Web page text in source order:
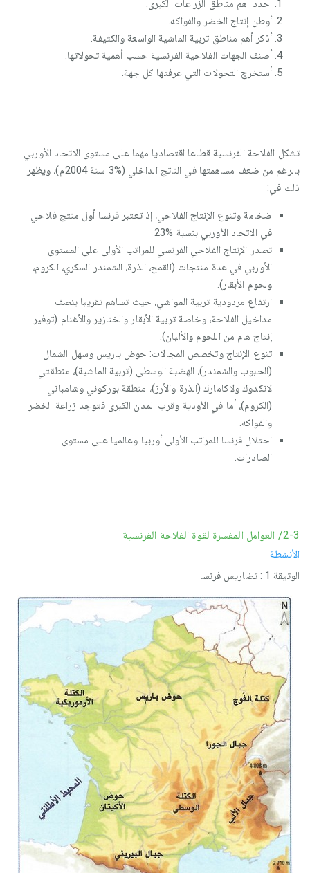
أحدد أهم مناطق الزراعات الكبرى.
أوطن إنتاج الخضر والفواكه.
أذكر أهم مناطق تربية الماشية الواسعة والكثيفة.
أصنف الجهات الفلاحية الفرنسية حسب أهمية تحولاتها.
أستخرج التحولات التي عرفتها كل جهة.
تشكل الفلاحة الفرنسية قطاعا اقتصاديا مهما على مستوى الاتحاد الأوربي
بالرغم من ضعف مساهمتها في الناتج الداخلي (%3 سنة 2004م)، ويظهر
ذلك في:
ضخامة وتنوع الإنتاج الفلاحي، إذ تعتبر فرنسا أول منتج فلاحي
في الاتحاد الأوربي بنسبة %23
تصدر الإنتاج الفلاحي الفرنسي للمراتب الأولى على المستوى
الأوربي في عدة منتجات (القمح، الذرة، الشمندر السكري، الكروم،
ولحوم الأبقار).
ارتفاع مردودية تربية المواشي، حيث تساهم تقريبا بنصف
مداخيل الفلاحة، وخاصة تربية الأبقار والخنازير والأغنام (توفير
إنتاج هام من اللحوم والألبان).
تنوع الإنتاج وتخصص المجالات: حوض باريس وسهل الشمال
(الحبوب والشمندر)، الهضبة الوسطى (تربية الماشية)، منطقتي
لانكدوك ولاكامارك (الذرة والأرز)، منطقة بوركوني وشامباني
(الكروم)، أما في الأودية وقرب المدن الكبرى فتوجد زراعة الخضر
والفواكه.
احتلال فرنسا للمراتب الأولى أوربيا وعالميا على مستوى
الصادرات.
2-3/ العوامل المفسرة لقوة الفلاحة الفرنسية
الأنشطة
الوثيقة 1 : تضاريس فرنسا